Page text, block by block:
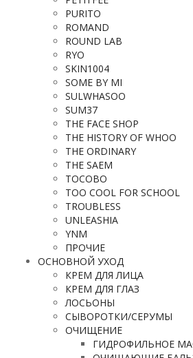
PURITO
ROMAND
ROUND LAB
RYO
SKIN1004
SOME BY MI
SULWHASOO
SUM37
THE FACE SHOP
THE HISTORY OF WHOO
THE ORDINARY
THE SAEM
TOCOBO
TOO COOL FOR SCHOOL
TROUBLESS
UNLEASHIA
YNM
ПРОЧИЕ
ОСНОВНОЙ УХОД
КРЕМ ДЛЯ ЛИЦА
КРЕМ ДЛЯ ГЛАЗ
ЛОСЬОНЫ
СЫВОРОТКИ/СЕРУМЫ
ОЧИЩЕНИЕ
ГИДРОФИЛЬНОЕ